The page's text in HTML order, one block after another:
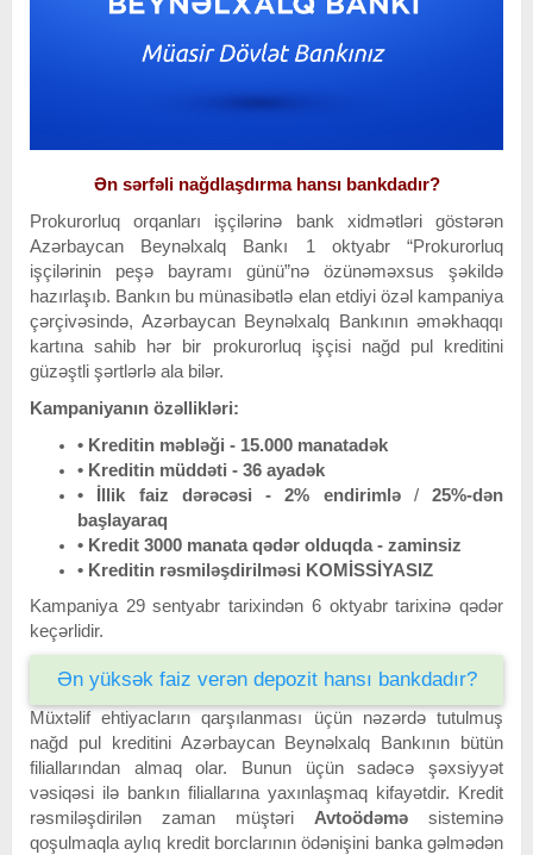
Ən sərfəli nağdlaşdırma hansı bankdadır?
Prokurorluq orqanları işçilərinə bank xidmətləri göstərən
Azərbaycan Beynəlxalq Bankı 1 oktyabr “Prokurorluq
işçilərinin peşə bayramı günü”nə özünəməxsus şəkildə
hazırlaşıb. Bankın bu münasibətlə elan etdiyi özəl kampaniya
çərçivəsində, Azərbaycan Beynəlxalq Bankının əməkhaqqı
kartına sahib hər bir prokurorluq işçisi nağd pul kreditini
güzəştli şərtlərlə ala bilər.
Kampaniyanın özəllikləri:
• Kreditin məbləği - 15.000 manatadək
• Kreditin müddəti - 36 ayadək
• İllik faiz dərəcəsi -2% endirimlə / 25%-dən
başlayaraq
• Kredit 3000 manata qədər olduqda - zaminsiz
• Kreditin rəsmiləşdirilməsi KOMİSSİYASIZ
Kampaniya 29 sentyabr tarixindən 6 oktyabr tarixinə qədər
keçərlidir.
Ən yüksək faiz verən depozit hansı bankdadır?
Müxtəlif ehtiyacların qarşılanması üçün nəzərdə tutulmuş
nağd pul kreditini Azərbaycan Beynəlxalq Bankının bütün
filiallarından almaq olar. Bunun üçün sadəcə şəxsiyyət
vəsiqəsi ilə bankın filiallarına yaxınlaşmaq kifayətdir. Kredit
rəsmiləşdirilən zaman müştəri Avtoödəmə sisteminə
qoşulmaqla aylıq kredit borclarının ödənişini banka gəlmədən